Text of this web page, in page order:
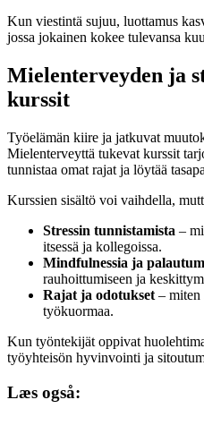
Kun viestintä sujuu, luottamus
jossa jokainen kokee tulevansa
Mielenterveyden ja
kurssit
Työelämän kiire ja jatkuvat
Mielenterveyttä tukevat kurssit
tunnistaa omat rajat ja löytää
Kurssien sisältö voi vaihdella,
Stressin tunnistamista –
itsessä ja kollegoissa.
Mindfulnessia ja
rauhoittumiseen ja
Rajat ja odotukset – miten
työkuormaa.
Kun työntekijät oppivat
työyhteisön hyvinvointi ja
Læs også: